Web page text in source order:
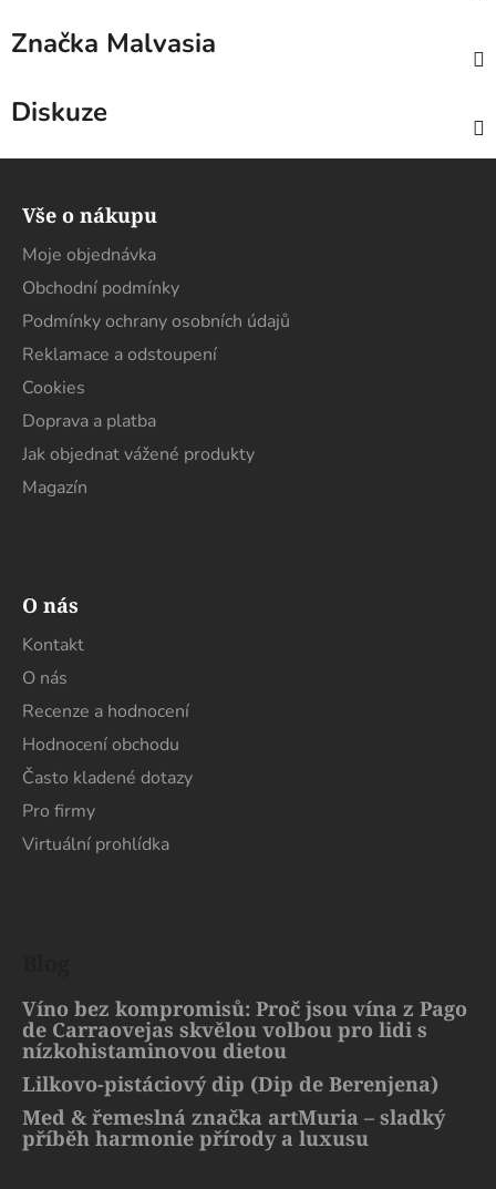
Značka Malvasia
Diskuze
Vše o nákupu
Moje objednávka
Obchodní podmínky
Podmínky ochrany osobních údajů
Reklamace a odstoupení
Cookies
Doprava a platba
Jak objednat vážené produkty
Magazín
O nás
Kontakt
O nás
Recenze a hodnocení
Hodnocení obchodu
Často kladené dotazy
Pro firmy
Virtuální prohlídka
Víno bez kompromisů: Proč jsou vína z Pago
de Carraovejas skvělou volbou pro lidi s
nízkohistaminovou dietou
Lilkovo-pistáciový dip (Dip de Berenjena)
Med & řemeslná značka artMuria – sladký
příběh harmonie přírody a luxusu